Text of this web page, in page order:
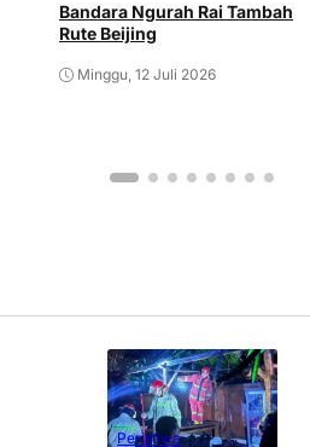
Bandara Ngurah Rai Tambah
Rute Beijing
Minggu, 12 Juli 2026
Peristiwa